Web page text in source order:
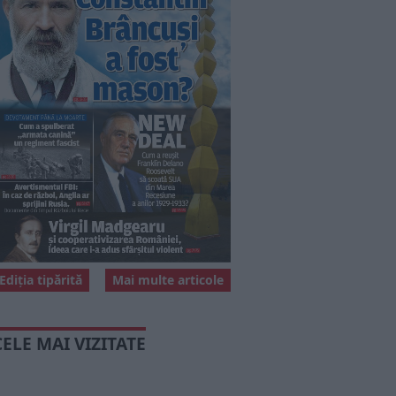
Mai multe articole
Ediția tipărită
MAI VIZITATE